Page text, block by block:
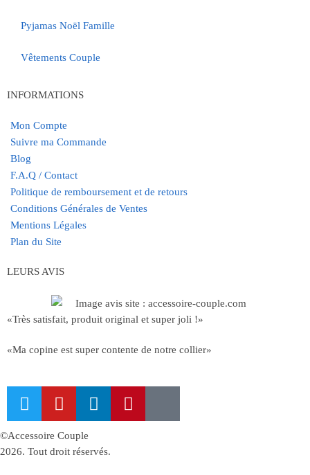
Pyjamas Noël Famille
Vêtements Couple
INFORMATIONS
Mon Compte
Suivre ma Commande
Blog
F.A.Q / Contact
Politique de remboursement et de retours
Conditions Générales de Ventes
Mentions Légales
Plan du Site
LEURS AVIS
«Très satisfait, produit original et super joli !»
«Ma copine est super contente de notre collier»
©Accessoire Couple
2026. Tout droit réservés.